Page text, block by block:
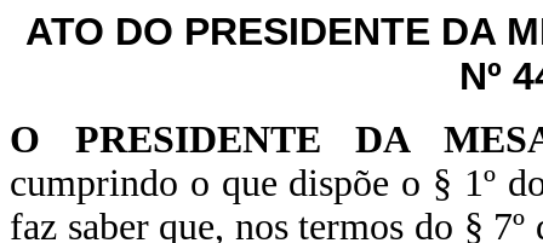
ATO DO PRESIDENTE DA
Nº
O PRESIDENTE DA
cumprindo o que dispõe o § 1º
faz saber que, nos termos do §